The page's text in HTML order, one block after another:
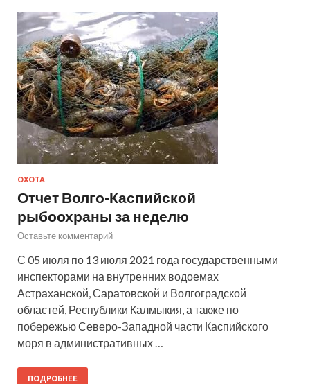
ОХОТА
Отчет Волго-Каспийской
рыбоохраны за неделю
Оставьте комментарий
С 05 июля по 13 июля 2021 года государственными
инспекторами на внутренних водоемах
Астраханской, Саратовской и Волгоградской
областей, Республики Калмыкия, а также по
побережью Северо-Западной части Каспийского
моря в административных …
ПОДРОБНЕЕ